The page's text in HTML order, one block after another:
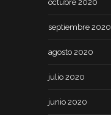
octubre 2020
septiembre 2020
agosto 2020
julio 2020
junio 2020